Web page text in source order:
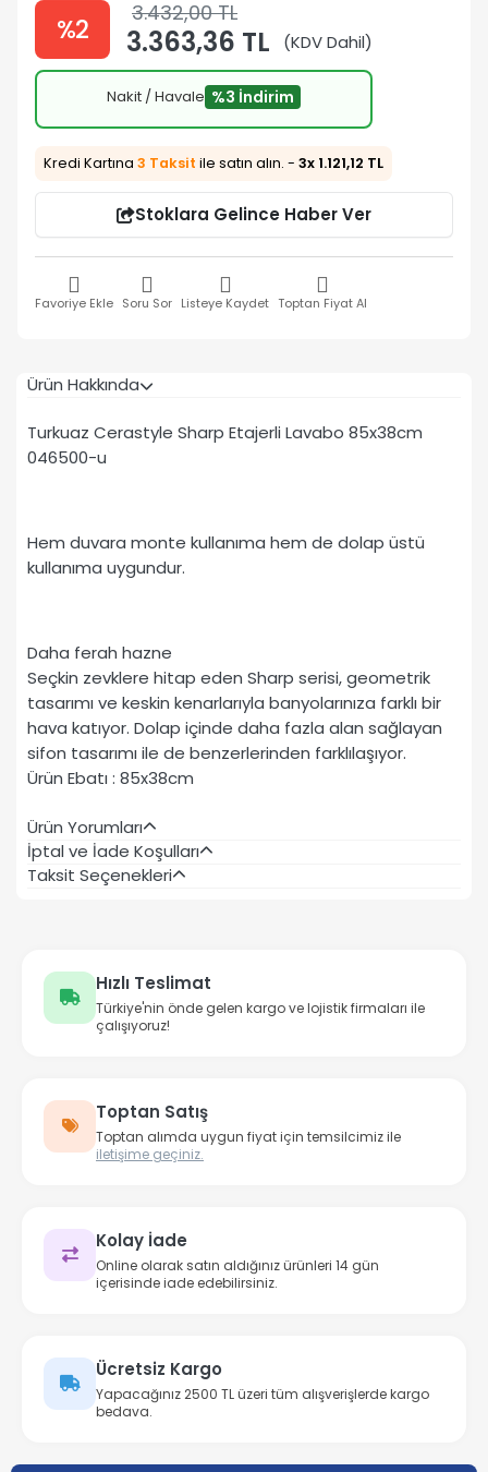
%2 3.432,00 TL
3.363,36 TL (KDV Dahil)
Nakit / Havale %3 İndirim
Kredi Kartına 3 Taksit ile satın alın. - 3x 1.121,12 TL
Stoklara Gelince Haber Ver
Favoriye Ekle Soru Sor Listeye Kaydet Toptan Fiyat Al
Ürün Hakkında
Turkuaz Cerastyle Sharp Etajerli Lavabo 85x38cm
046500-u
Hem duvara monte kullanıma hem de dolap üstü
kullanıma uygundur.
Daha ferah hazne
Seçkin zevklere hitap eden Sharp serisi, geometrik
tasarımı ve keskin kenarlarıyla banyolarınıza farklı bir
hava katıyor. Dolap içinde daha fazla alan sağlayan
sifon tasarımı ile de benzerlerinden farklılaşıyor.
Ürün Ebatı : 85x38cm
Ürün Yorumları
İptal ve İade Koşulları
Taksit Seçenekleri
Hızlı Teslimat
Türkiye'nin önde gelen kargo ve lojistik firmaları ile
çalışıyoruz!
Toptan Satış
Toptan alımda uygun fiyat için temsilcimiz ile
iletişime geçiniz.
Kolay İade
Online olarak satın aldığınız ürünleri 14 gün
içerisinde iade edebilirsiniz.
Ücretsiz Kargo
Yapacağınız 2500 TL üzeri tüm alışverişlerde kargo
bedava.